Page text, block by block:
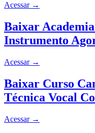
Acessar →
Baixar
Instrumento
Acessar →
Baixar Curso
Técnica Vocal
Acessar →